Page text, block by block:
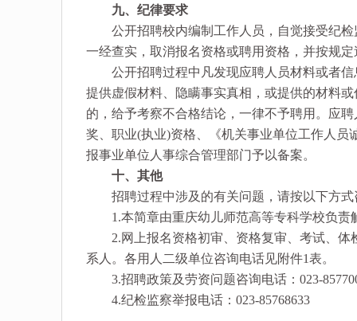
九、纪律要求
公开招聘校内编制工作人员，自觉接受纪检
一经查实，取消报名资格或聘用资格，并按规
公开招聘过程中凡发现应聘人员材料或者信
提供虚假材料、隐瞒事实真相，或提供的材料
的，给予考察不合格结论，一律不予聘用。应
奖、职业(执业)资格、《机关事业单位工作人
报事业单位人事综合管理部门予以备案。
十、其他
招聘过程中涉及的有关问题，请按以下方式
1.本简章由重庆幼儿师范高等专科学校负责
2.网上报名资格初审、资格复审、考试、体
系人。各用人二级单位咨询电话见附件1表。
3.招聘政策及劳资问题咨询电话：023-
4.纪检监察举报电话：023-85768633